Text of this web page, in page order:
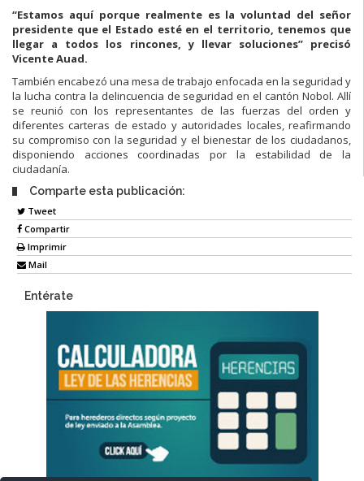
“Estamos aquí porque realmente es la voluntad del señor
presidente que el Estado esté en el territorio, tenemos que
llegar a todos los rincones, y llevar soluciones” precisó
Vicente Auad.
También encabezó una mesa de trabajo enfocada en la seguridad y
la lucha contra la delincuencia de seguridad en el cantón Nobol. Allí
se reunió con los representantes de las fuerzas del orden y
diferentes carteras de estado y autoridades locales, reafirmando
su compromiso con la seguridad y el bienestar de los ciudadanos,
disponiendo acciones coordinadas por la estabilidad de la
ciudadanía.
Comparte esta publicación:
Tweet
Compartir
Imprimir
Mail
Entérate